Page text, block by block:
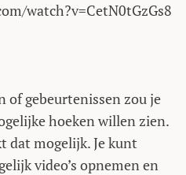
watch?v=CetN0tGzGs8
of gebeurtenissen zou je
hoeken willen zien.
dat mogelijk. Je kunt
video’s opnemen en